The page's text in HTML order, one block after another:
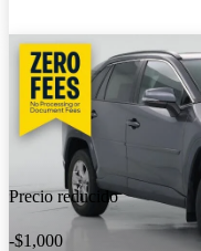
Precio reducido
-$1,000